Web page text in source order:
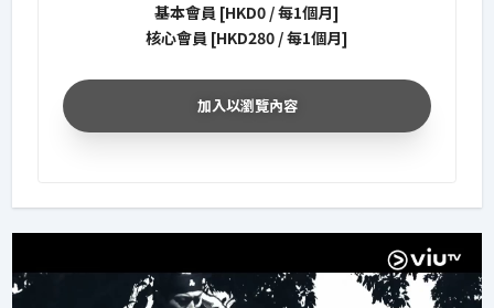
基本會員 [HKD0 /每1個月]
核心會員 [HKD280 /每1個月]
加入以瀏覽內容